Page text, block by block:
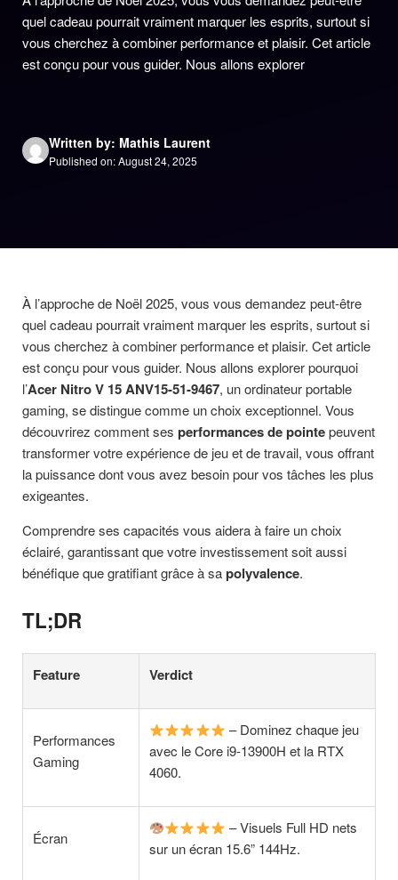
quel cadeau pourrait vraiment marquer les esprits, surtout si
vous cherchez à combiner performance et plaisir. Cet article
est conçu pour vous guider. Nous allons explorer
Written by: Mathis Laurent
Published on: August 24, 2025
À l’approche de Noël 2025, vous vous demandez peut-être
quel cadeau pourrait vraiment marquer les esprits, surtout si
vous cherchez à combiner performance et plaisir. Cet article
est conçu pour vous guider. Nous allons explorer pourquoi
l’Acer Nitro V 15 ANV15-51-9467, un ordinateur portable
gaming, se distingue comme un choix exceptionnel. Vous
découvrirez comment ses performances de pointepeuvent
transformer votre expérience de jeu et de travail, vous offrant
la puissance dont vous avez besoin pour vos tâches les plus
exigeantes.
Comprendre ses capacités vous aidera à faire un choix
éclairé, garantissant que votre investissement soit aussi
bénéfique que gratifiant grâce à sapolyvalence.
TL;DR
Feature Verdict
Performances
Gaming
– Dominez chaque jeu
avec le Core i9-13900H et la RTX
4060.
Écran
– Visuels Full HD nets
sur un écran 15.6” 144Hz.